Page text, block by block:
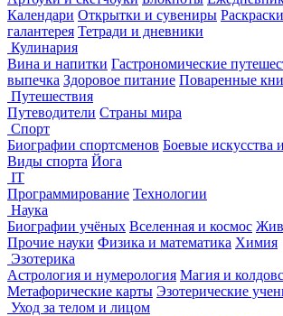
Календари Открытки и сувениры Раскраски
галантерея Тетради и дневники
Кулинария
Вина и напитки Гастрономические
выпечка Здоровое питание Поваренные
Путешествия
Путеводители Страны мира
Спорт
Биографии спортсменов Боевые искусства
Виды спорта Йога
IT
Программирование Технологии
Наука
Биографии учёных Вселенная и космос
Прочие науки Физика и математика Химия
Эзотерика
Астрология и нумерология Магия и
Метафорические карты Эзотерические
Уход за телом и лицом